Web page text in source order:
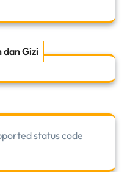
dan Gizi
status code